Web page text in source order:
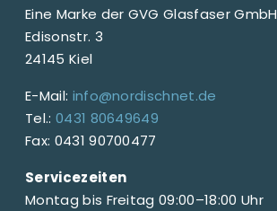
Eine Marke der GVG Glasfaser GmbH
Edisonstr. 3
24145 Kiel
E-Mail: info@nordischnet.de
Tel.: 0431 80649649
Fax: 0431 90700477
Servicezeiten
Montag bis Freitag 09:00–18:00 Uhr